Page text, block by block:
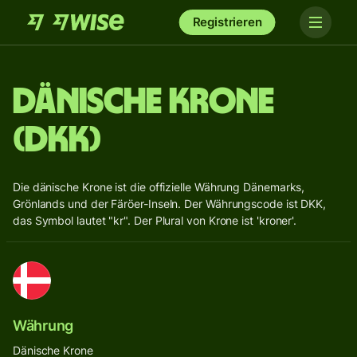
Registrieren
Dänische Krone
(DKK)
Die dänische Krone ist die offizielle Währung Dänemarks,
Grönlands und der Färöer-Inseln. Der Währungscode ist DKK,
das Symbol lautet "kr". Der Plural von Krone ist 'kroner'.
Währung
Dänische Krone